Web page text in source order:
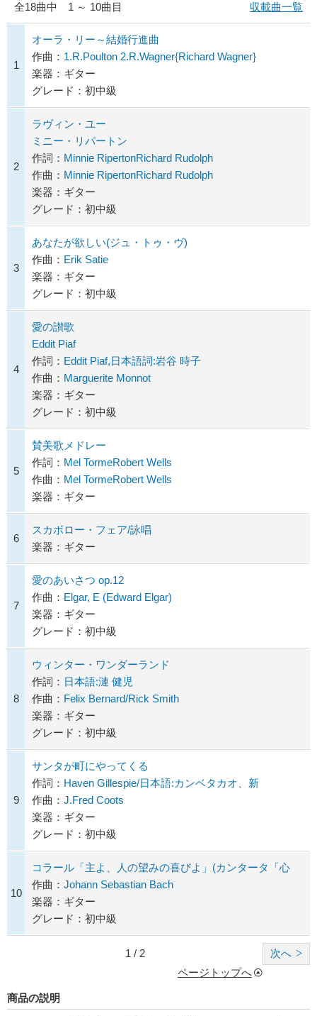
全18曲中 1 ～ 10曲目 収載曲一覧
1
オーラ・リー～結婚行進曲
作曲： 1.R.Poulton 2.R.Wagner{Richard Wagner}
楽器：ギター
グレード：初中級
2
ラヴィン・ユー
ミニー・リパートン
作詞： Minnie RipertonRichard Rudolph
作曲： Minnie RipertonRichard Rudolph
楽器：ギター
グレード：初中級
3
あなたが欲しい(ジュ・トゥ・ヴ)
作曲： Erik Satie
楽器：ギター
グレード：初中級
4
愛の讃歌
Eddit Piaf
作詞： Eddit Piaf,日本語詞:岩谷 時子
作曲： Marguerite Monnot
楽器：ギター
グレード：初中級
5
賛美歌メドレー
作詞： Mel TormeRobert Wells
作曲： Mel TormeRobert Wells
楽器：ギター
6
スカボロー・フェア/詠唱
楽器：ギター
7
愛のあいさつ op.12
作曲： Elgar, E (Edward Elgar)
楽器：ギター
グレード：初中級
8
ウィンター・ワンダーランド
作詞： 日本語:漣 健児
作曲： Felix Bernard/Rick Smith
楽器：ギター
グレード：初中級
9
サンタが町にやってくる
作詞： Haven Gillespie/日本語:カンベタカオ、新
作曲： J.Fred Coots
楽器：ギター
グレード：初中級
10
コラール「主よ、人の望みの喜びよ」(カンタータ「心
作曲： Johann Sebastian Bach
楽器：ギター
グレード：初中級
次へ
1 / 2
ページトップへ
商品の説明